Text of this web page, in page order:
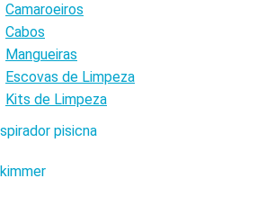
Camaroeiros
Cabos
Mangueiras
Escovas de Limpeza
Kits de Limpeza